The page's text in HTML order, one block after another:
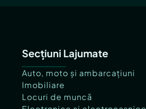
Secțiuni Lajumate
Auto, moto și ambarcațiuni
Imobiliare
Locuri de muncă